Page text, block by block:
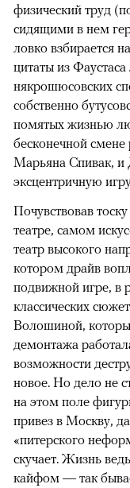
физический труд
сидящими в нем
ловко взбирается
цитаты из
някрошюсовских
собственно
помятых жизнью
бесконечной
Марьяна Спивак, и
эксцентричную
Почувствовав
театре, самом
театр высокого
котором драйв
подвижной игре, в
классических
Волошиной,
демонтажа
возможности
новое. Но дело не
на этом поле
привез в Москву,
«питерского
скучает. Жизнь
кайфом — так